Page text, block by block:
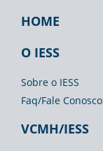
Footer
IESS
HOME
O IESS
Sobre o IESS
Faq/Fale Conosco
VCMH/IESS
Footer
Biblioteca
Footer
Espaço
Imprensa